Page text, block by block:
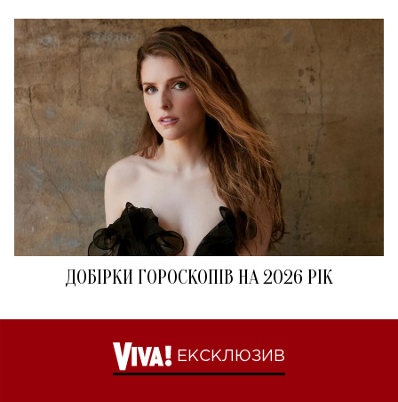
ДОБІРКИ ГОРОСКОПІВ НА 2026 РІК
ЕКСКЛЮЗИВ